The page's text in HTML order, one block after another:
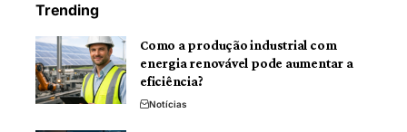
Trending
Como a produção industrial com
energia renovável pode aumentar a
eficiência?
Notícias